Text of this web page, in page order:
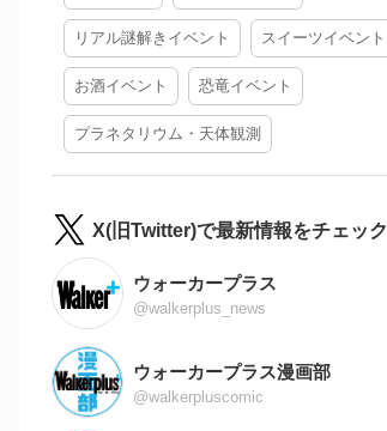
リアル謎解きイベント スイーツイベント
お酒イベント 恐竜イベント
プラネタリウム・天体観測
X(旧Twitter)で最新情報をチェック
ウォーカープラス
@walkerplus_news
ウォーカープラス漫画部
@walkerpluscomic